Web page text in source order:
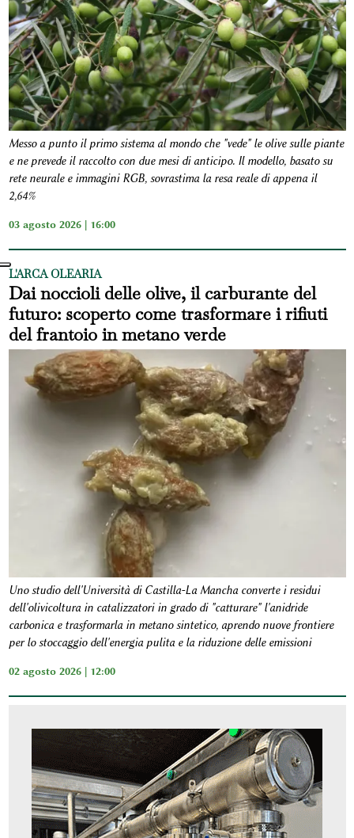
Messo a punto il primo sistema al mondo che "vede" le olive sulle piante
e ne prevede il raccolto con due mesi di anticipo. Il modello, basato su
rete neurale e immagini RGB, sovrastima la resa reale di appena il
2,64%
03 agosto 2026 | 16:00
L'ARCA OLEARIA
Dai noccioli delle olive, il carburante del
futuro: scoperto come trasformare i rifiuti
del frantoio in metano verde
Uno studio dell'Università di Castilla-La Mancha converte i residui
dell'olivicoltura in catalizzatori in grado di "catturare" l'anidride
carbonica e trasformarla in metano sintetico, aprendo nuove frontiere
per lo stoccaggio dell'energia pulita e la riduzione delle emissioni
02 agosto 2026 | 12:00